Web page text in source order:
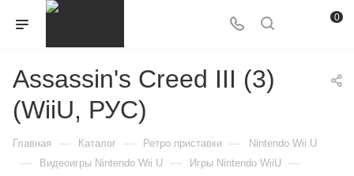
0
Assassin's Creed III (3)
(WiiU, РУС)
Главная — Каталог — Ретро приставки — Nintendo Wii U
— Видеоигры Nintendo Wii U — Игры Nintendo WiiU —